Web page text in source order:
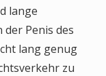
lange
Penis des
lang genug
zu